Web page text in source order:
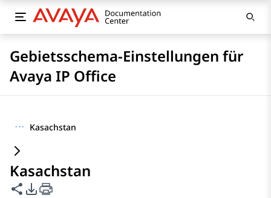
Gebietsschema-Einstellungen für
Avaya IP Office
··· Kasachstan
Kasachstan
Diese Seite teilen
PDF-Exportoptionen